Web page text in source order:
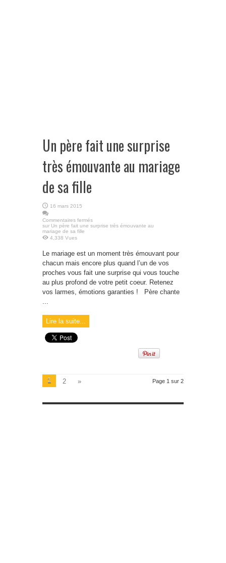
Un père fait une surprise
très émouvante au mariage
de sa fille
16 mars 2015
Commentaires fermés
sur Un père fait une surprise très émouvante au
mariage de sa fille
4,338 Vues
Le mariage est un moment très émouvant pour
chacun mais encore plus quand l’un de vos
proches vous fait une surprise qui vous touche
au plus profond de votre petit coeur. Retenez
vos larmes, émotions garanties ! Père chante
...
Lire la suite...
Page 1 sur 2
1 2 »